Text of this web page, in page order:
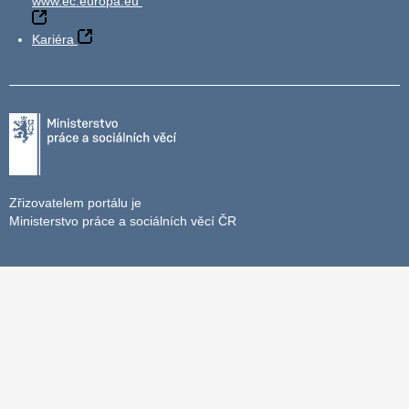
Kariéra
Zřizovatelem portálu je
Ministerstvo práce a sociálních věcí ČR